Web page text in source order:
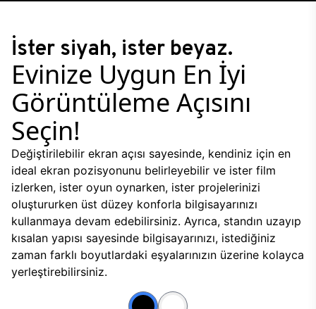
İster siyah, ister beyaz.
Evinize Uygun En İyi
Görüntüleme Açısını
Seçin!
Değiştirilebilir ekran açısı sayesinde, kendiniz için en
ideal ekran pozisyonunu belirleyebilir ve ister film
izlerken, ister oyun oynarken, ister projelerinizi
oluştururken üst düzey konforla bilgisayarınızı
kullanmaya devam edebilirsiniz. Ayrıca, standın uzayıp
kısalan yapısı sayesinde bilgisayarınızı, istediğiniz
zaman farklı boyutlardaki eşyalarınızın üzerine kolayca
yerleştirebilirsiniz.